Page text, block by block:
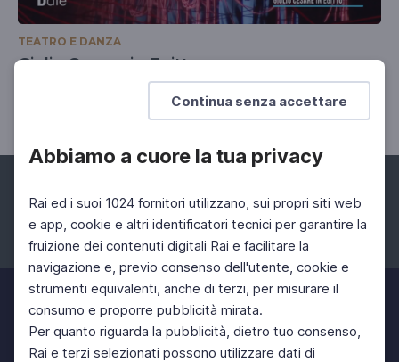
Continua senza accettare
Abbiamo a cuore la tua privacy
Rai ed i suoi 1024 fornitori utilizzano, sui propri siti web
e app, cookie e altri identificatori tecnici per garantire la
fruizione dei contenuti digitali Rai e facilitare la
navigazione e, previo consenso dell'utente, cookie e
strumenti equivalenti, anche di terzi, per misurare il
consumo e proporre pubblicità mirata.
Per quanto riguarda la pubblicità, dietro tuo consenso,
Rai e terzi selezionati possono utilizzare dati di
TEATRO E DANZA
Giulio Cesare in Egitto
16 Ott 2023 > 21 Ott 2023
Facebook Instagram Twitter